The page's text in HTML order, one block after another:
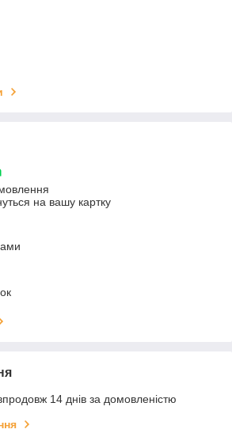
на вашу картку
14 днів за домовленістю